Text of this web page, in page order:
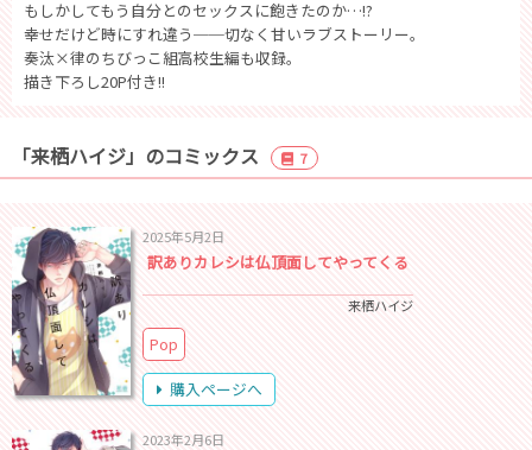
もしかしてもう自分とのセックスに飽きたのか…!?
幸せだけど時にすれ違う──切なく甘いラブストーリー。
奏汰×律のちびっこ組高校生編も収録。
描き下ろし20P付き!!
「来栖ハイジ」のコミックス 7
2025年5月2日
訳ありカレシは仏頂面してやってくる
来栖ハイジ
Pop
購入ページへ
2023年2月6日